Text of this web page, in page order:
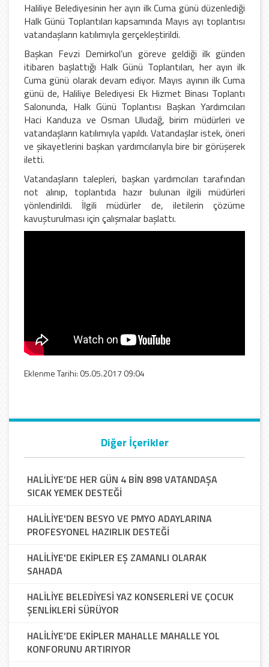
Haliliye Belediyesinin her ayın ilk Cuma günü düzenlediği
Halk Günü Toplantıları kapsamında Mayıs ayı toplantısı
vatandaşların katılımıyla gerçekleştirildi.
Başkan Fevzi Demirkol’un göreve geldiği ilk günden
itibaren başlattığı Halk Günü Toplantıları, her ayın ilk
Cuma günü olarak devam ediyor. Mayıs ayının ilk Cuma
günü de, Haliliye Belediyesi Ek Hizmet Binası Toplantı
Salonunda, Halk Günü Toplantısı Başkan Yardımcıları
Haci Kanduza ve Osman Uludağ, birim müdürleri ve
vatandaşların katılımıyla yapıldı. Vatandaşlar istek, öneri
ve şikayetlerini başkan yardımcılarıyla bire bir görüşerek
iletti.
Vatandaşların talepleri, başkan yardımcıları tarafından
not alınıp, toplantıda hazır bulunan ilgili müdürleri
yönlendirildi. İlgili müdürler de, iletilerin çözüme
kavuşturulması için çalışmalar başlattı.
Eklenme Tarihi: 05.05.2017 09:04
Diğer İçerikler
HALİLİYE’DE HER GÜN 4 BİN 898 VATANDAŞA
SICAK YEMEK DESTEĞİ
HALİLİYE'DEN BESYO VE PMYO ADAYLARINA
PROFESYONEL HAZIRLIK DESTEĞİ
HALİLİYE'DE EKİPLER EŞ ZAMANLI OLARAK
SAHADA
HALİLİYE BELEDİYESİ YAZ KONSERLERİ VE ÇOCUK
ŞENLİKLERİ SÜRÜYOR
HALİLİYE’DE EKİPLER MAHALLE MAHALLE YOL
KONFORUNU ARTIRIYOR